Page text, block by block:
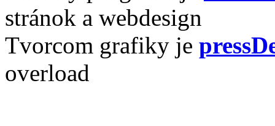
stránok a webdesign
Tvorcom grafiky je
overload